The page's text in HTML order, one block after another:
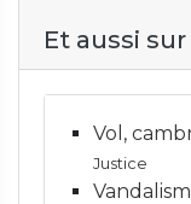
Et aussi
Vol,
Justice